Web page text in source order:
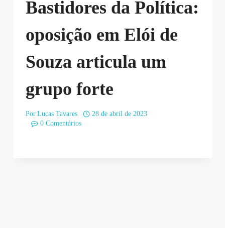
Bastidores da Política:
oposição em Elói de
Souza articula um
grupo forte
Por Lucas Tavares
28 de abril de 2023
0 Comentários